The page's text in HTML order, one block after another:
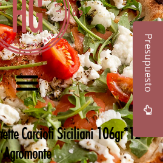
Carciofi Siciliani 106gr*12
Agromonte
Presupuesto